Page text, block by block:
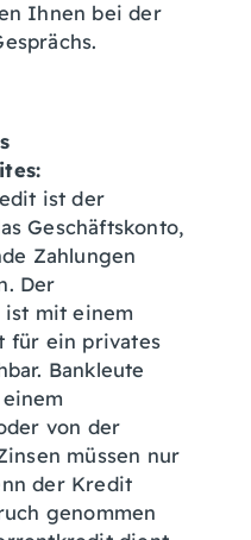
Ihnen bei der
ist der
Geschäftskonto,
Zahlungen
Der
mit einem
für ein privates
Bankleute
von der
müssen nur
der Kredit
genommen